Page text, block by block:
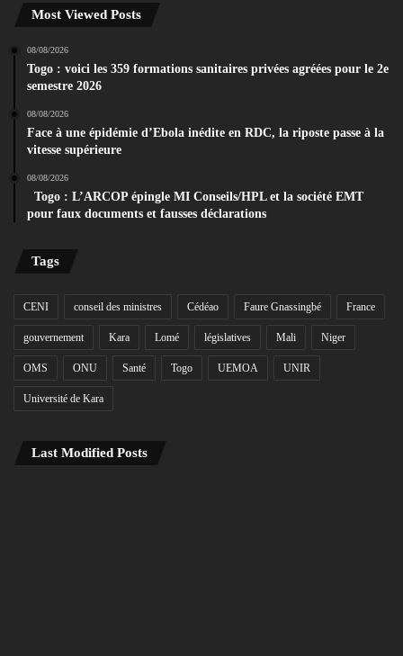
Most Viewed Posts
08/08/2026
Togo : voici les 359 formations sanitaires privées agréées pour le 2e
semestre 2026
08/08/2026
Face à une épidémie d’Ebola inédite en RDC, la riposte passe à la
vitesse supérieure
08/08/2026
Togo : L’ARCOP épingle MI Conseils/HPL et la société EMT
pour faux documents et fausses déclarations
Tags
CENI conseil des ministres Cédéao Faure Gnassingbé France
gouvernement Kara Lomé législatives Mali Niger
OMS ONU Santé Togo UEMOA UNIR
Université de Kara
Last Modified Posts